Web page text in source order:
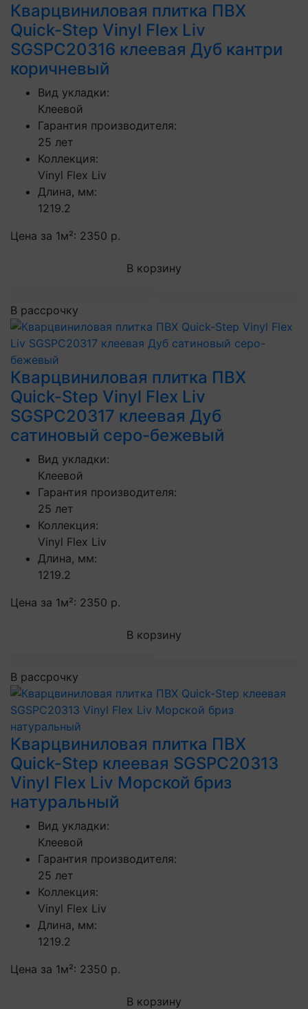
Кварцвиниловая плитка ПВХ
Quick-Step Vinyl Flex Liv
SGSPC20316 клеевая Дуб кантри
коричневый
Вид укладки:
Клеевой
Гарантия производителя:
25 лет
Коллекция:
Vinyl Flex Liv
Длина, мм:
1219.2
Цена за 1м²: 2350 р.
В корзину
В рассрочку
Кварцвиниловая плитка ПВХ
Quick-Step Vinyl Flex Liv
SGSPC20317 клеевая Дуб
сатиновый серо-бежевый
Вид укладки:
Клеевой
Гарантия производителя:
25 лет
Коллекция:
Vinyl Flex Liv
Длина, мм:
1219.2
Цена за 1м²: 2350 р.
В корзину
В рассрочку
Кварцвиниловая плитка ПВХ
Quick-Step клеевая SGSPC20313
Vinyl Flex Liv Морской бриз
натуральный
Вид укладки:
Клеевой
Гарантия производителя:
25 лет
Коллекция:
Vinyl Flex Liv
Длина, мм:
1219.2
Цена за 1м²: 2350 р.
В корзину